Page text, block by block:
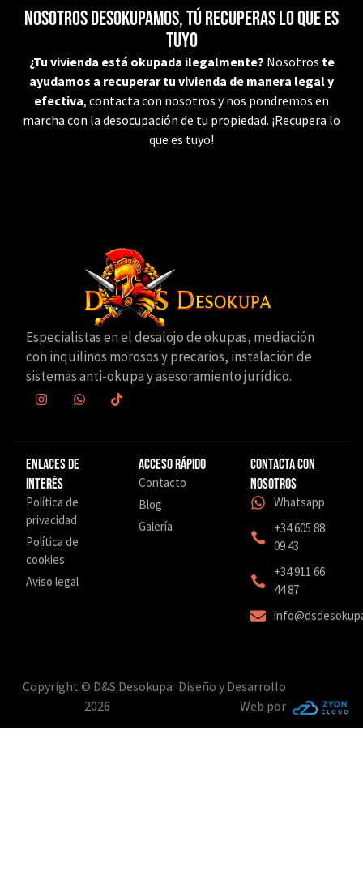
Nosotros desokupamos, tú recuperas lo que es
tuyo
¿Tu vivienda está okupada ilegalmente? Nosotros te
ayudamos a recuperar tu vivienda de manera legal y
efectiva, contacta con nosotros y nos pondremos en
marcha con la desocupación de tu propiedad. ¡Recupera lo
que es tuyo!
Especialistas en el desalojo de okupas, mediación
con inquilinos morosos y precarios, instalación de
sistemas anti-okupa y asesoramiento jurídico.
Enlaces de
interés
Política de
privacidad
Política de
cookies
Aviso legal
Acceso Rápido
Contacto
Blog
Galería
Contacta con
nosotros
Whatsapp
+34 605 88
09 43
‎+34 911 66
44 87
Copyright © D&S Desokupa
2026
Diseño y Desarrollo
Web por